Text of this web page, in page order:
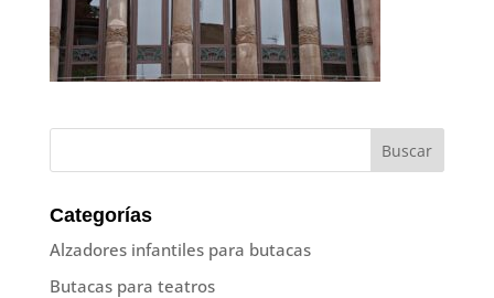
Categorías
Alzadores infantiles para butacas
Butacas para teatros